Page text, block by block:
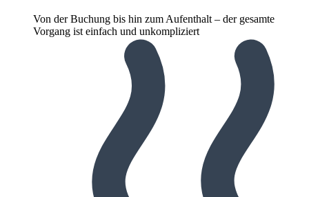
Von der Buchung bis hin zum Aufenthalt – der gesamte
Vorgang ist einfach und unkompliziert